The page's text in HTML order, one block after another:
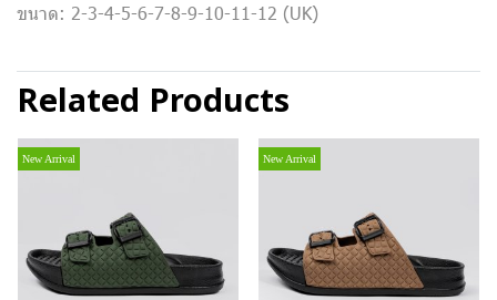
ขนาด: 2-3-4-5-6-7-8-9-10-11-12 (UK)
Related Products
New Arrival New Arrival